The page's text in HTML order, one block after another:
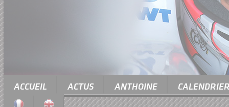
ACCUEIL ACTUS ANTHOINE